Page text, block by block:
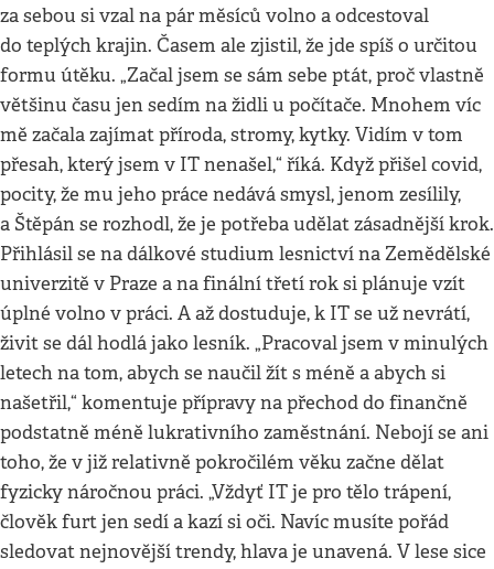
za sebou si vzal na pár měsíců volno a odcestoval
do teplých krajin. Časem ale zjistil, že jde spíš o určitou
formu útěku. „Začal jsem se sám sebe ptát, proč vlastně
většinu času jen sedím na židli u počítače. Mnohem víc
mě začala zajímat příroda, stromy, kytky. Vidím v tom
přesah, který jsem v IT nenašel,“ říká. Když přišel covid,
pocity, že mu jeho práce nedává smysl, jenom zesílily,
a Štěpán se rozhodl, že je potřeba udělat zásadnější krok.
Přihlásil se na dálkové studium lesnictví na Zemědělské
univerzitě v Praze a na finální třetí rok si plánuje vzít
úplné volno v práci. A až dostuduje, k IT se už nevrátí,
živit se dál hodlá jako lesník. „Pracoval jsem v minulých
letech na tom, abych se naučil žít s méně a abych si
našetřil,“ komentuje přípravy na přechod do finančně
podstatně méně lukrativního zaměstnání. Nebojí se ani
toho, že v již relativně pokročilém věku začne dělat
fyzicky náročnou práci. „Vždyť IT je pro tělo trápení,
člověk furt jen sedí a kazí si oči. Navíc musíte pořád
sledovat nejnovější trendy, hlava je unavená. V lese sice